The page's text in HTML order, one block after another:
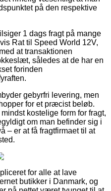
på den respektive
1 dags fragt på mange
Rat til Speed World 12V,
at transaktionen
således at de har en
forinden
gebyrfri levering, men
for et præcist beløb.
kostelige form for fragt,
om man befinder sig i
– er at få fragtfirmaet til at
for alle at lave
butikker i Danmark, og